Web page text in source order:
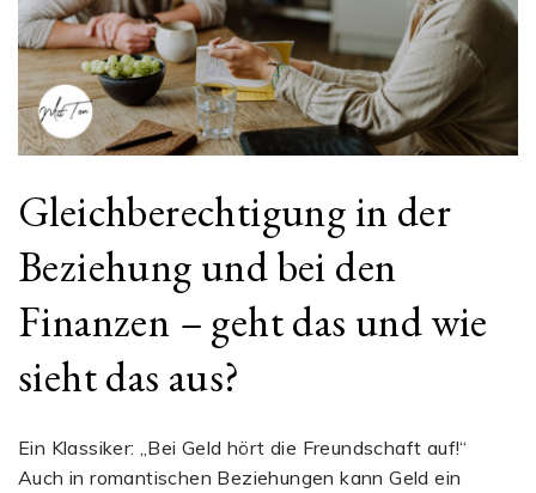
Gleichberechtigung in der
Beziehung und bei den
Finanzen – geht das und wie
sieht das aus?
Ein Klassiker: „Bei Geld hört die Freundschaft auf!“
Auch in romantischen Beziehungen kann Geld ein